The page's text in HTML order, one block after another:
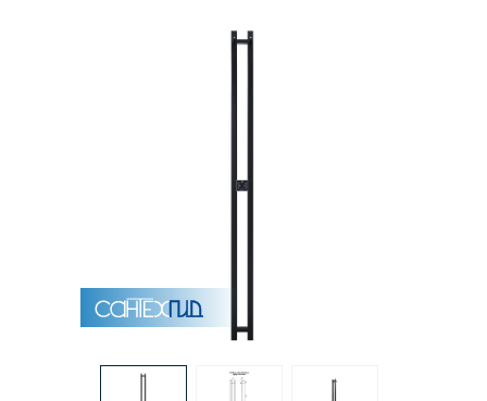
Аксессуары для ванных комнат